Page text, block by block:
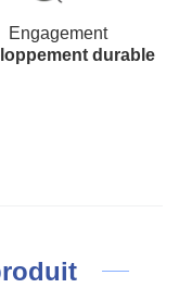
Engagement
durable